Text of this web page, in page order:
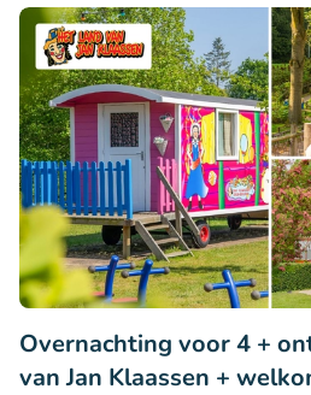
Overnachting voor 4 +
van Jan Klaassen +